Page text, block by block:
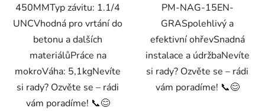
450MMTyp závitu: 1.1/4
UNCVhodná pro vrtání do
betonu a dalších
materiálůPráce na
mokroVáha: 5,1kgNevíte
si rady? Ozvěte se – rádi
vám poradíme! 📞😊
PM-NAG-15EN-
GRASpolehlivý a
efektivní ohřevSnadná
instalace a údržbaNevíte
si rady? Ozvěte se – rádi
vám poradíme! 📞😊